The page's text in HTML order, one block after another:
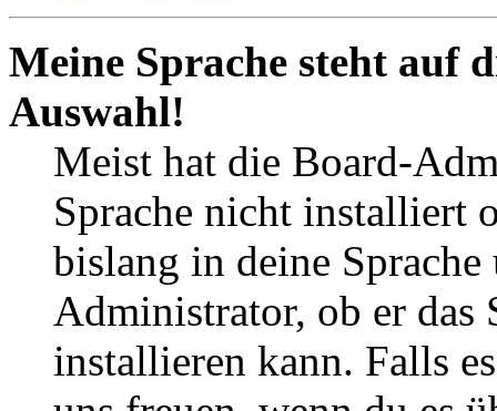
Meine Sprache steht auf
Auswahl!
Meist hat die Board-
Sprache nicht installiert
bislang in deine
Administrator, ob er das
installieren kann. Falls